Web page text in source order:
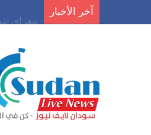
آخر الأخبار